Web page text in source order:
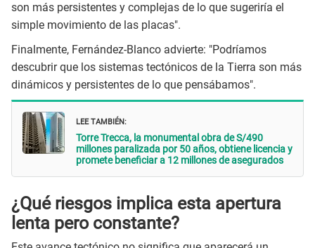
son más persistentes y complejas de lo que sugeriría el
simple movimiento de las placas".
Finalmente, Fernández-Blanco advierte: "Podríamos
descubrir que los sistemas tectónicos de la Tierra son más
dinámicos y persistentes de lo que pensábamos".
LEE TAMBIÉN:
Torre Trecca, la monumental obra de S/490
millones paralizada por 50 años, obtiene licencia y
promete beneficiar a 12 millones de asegurados
¿Qué riesgos implica esta apertura
lenta pero constante?